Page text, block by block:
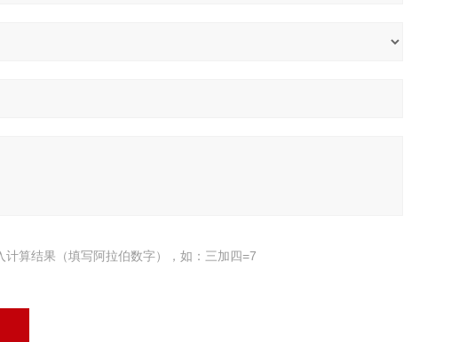
计算结果（填写阿拉伯数字），如：三加四=7